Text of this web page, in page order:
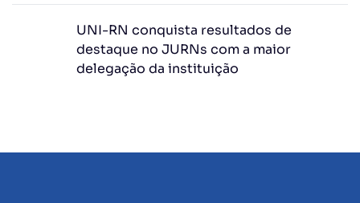
UNI-RN conquista resultados de
destaque no JURNs com a maior
delegação da instituição